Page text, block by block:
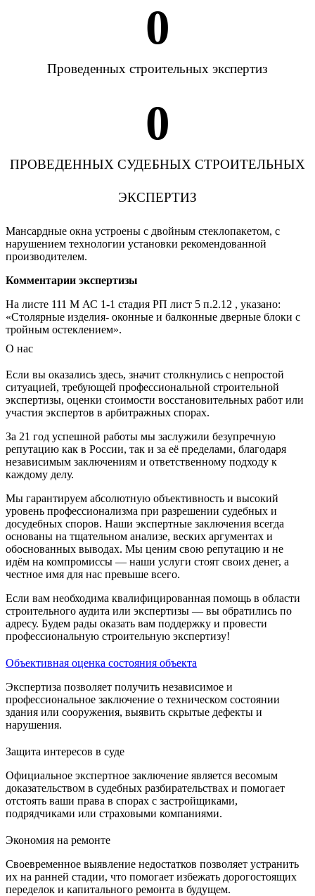
0
Проведенных строительных экспертиз
0
ПРОВЕДЕННЫХ СУДЕБНЫХ СТРОИТЕЛЬНЫХ
ЭКСПЕРТИЗ
Мансардные окна устроены с двойным стеклопакетом, с
нарушением технологии установки рекомендованной
производителем.
Комментарии экспертизы
На листе 111 М АС 1-1 стадия РП лист 5 п.2.12 , указано:
«Столярные изделия- оконные и балконные дверные блоки с
тройным остеклением».
О нас
Если вы оказались здесь, значит столкнулись с непростой
ситуацией, требующей профессиональной строительной
экспертизы, оценки стоимости восстановительных работ или
участия экспертов в арбитражных спорах.
За 21 год успешной работы мы заслужили безупречную
репутацию как в России, так и за её пределами, благодаря
независимым заключениям и ответственному подходу к
каждому делу.
Мы гарантируем абсолютную объективность и высокий
уровень профессионализма при разрешении судебных и
досудебных споров. Наши экспертные заключения всегда
основаны на тщательном анализе, веских аргументах и
обоснованных выводах. Мы ценим свою репутацию и не
идём на компромиссы — наши услуги стоят своих денег, а
честное имя для нас превыше всего.
Если вам необходима квалифицированная помощь в области
строительного аудита или экспертизы — вы обратились по
адресу. Будем рады оказать вам поддержку и провести
профессиональную строительную экспертизу!
Объективная оценка состояния объекта
Экспертиза позволяет получить независимое и
профессиональное заключение о техническом состоянии
здания или сооружения, выявить скрытые дефекты и
нарушения.
Защита интересов в суде
Официальное экспертное заключение является весомым
доказательством в судебных разбирательствах и помогает
отстоять ваши права в спорах с застройщиками,
подрядчиками или страховыми компаниями.
Экономия на ремонте
Своевременное выявление недостатков позволяет устранить
их на ранней стадии, что помогает избежать дорогостоящих
переделок и капитального ремонта в будущем.